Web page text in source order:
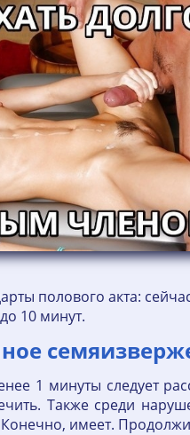
полового акта:
10 минут.
1 минуты следует
Также среди
имеет.